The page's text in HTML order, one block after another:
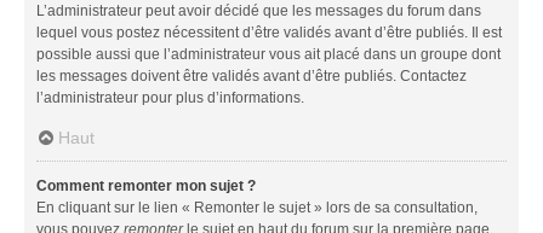
L’administrateur peut avoir décidé que les messages du forum dans
lequel vous postez nécessitent d’être validés avant d’être publiés. Il est
possible aussi que l’administrateur vous ait placé dans un groupe dont
les messages doivent être validés avant d’être publiés. Contactez
l’administrateur pour plus d’informations.
Haut
Comment remonter mon sujet ?
En cliquant sur le lien « Remonter le sujet » lors de sa consultation,
vous pouvez remonterle sujet en haut du forum sur la première page.